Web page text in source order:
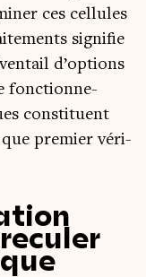
ces cel­lules
signi­fie
d’op­tions
fonc­tion­ne­
consti­tuent
pre­mier véri­